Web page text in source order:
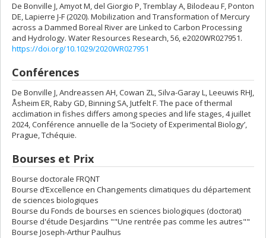
De Bonville J, Amyot M, del Giorgio P, Tremblay A, Bilodeau F, Ponton
DE, Lapierre J-F (2020). Mobilization and Transformation of Mercury
across a Dammed Boreal River are Linked to Carbon Processing
and Hydrology. Water Resources Research, 56, e2020WR027951.
https://doi.org/10.1029/2020WR027951
Conférences
De Bonville J, Andreassen AH, Cowan ZL, Silva-Garay L, Leeuwis RHJ,
Åsheim ER, Raby GD, Binning SA, Jutfelt F. The pace of thermal
acclimation in fishes differs among species and life stages, 4 juillet
2024, Conférence annuelle de la ‘Society of Experimental Biology’,
Prague, Tchéquie.
Bourses et Prix
Bourse doctorale FRQNT
Bourse d’Excellence en Changements climatiques du département
de sciences biologiques
Bourse du Fonds de bourses en sciences biologiques (doctorat)
Bourse d'étude Desjardins ""Une rentrée pas comme les autres""
Bourse Joseph-Arthur Paulhus